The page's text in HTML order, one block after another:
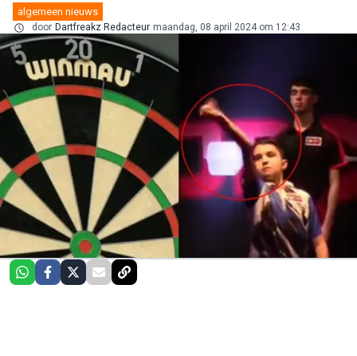
algemeen nieuws
door Dartfreakz Redacteur maandag, 08 april 2024 om 12:43